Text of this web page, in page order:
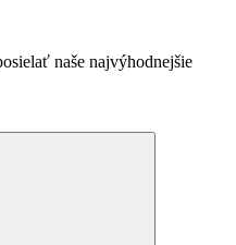
naše najvýhodnejšie